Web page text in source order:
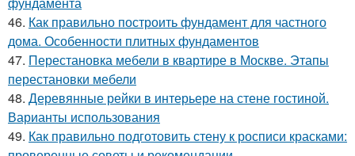
46. Как правильно построить фундамент для частного
дома. Особенности плитных фундаментов
47. Перестановка мебели в квартире в Москве. Этапы
перестановки мебели
48. Деревянные рейки в интерьере на стене гостиной.
Варианты использования
49. Как правильно подготовить стену к росписи красками: